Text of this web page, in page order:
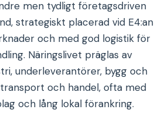
men tydligt företagsdriven
strategiskt placerad vid E4:an
och med god logistik för
Näringslivet präglas av
underleverantörer, bygg och
och handel, ofta med
och lång lokal förankring.